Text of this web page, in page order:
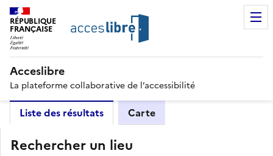
RÉPUBLIQUE
FRANÇAISE
Acceslibre
La plateforme collaborative de l’accessibilité
Liste des résultats Carte
Rechercher un lieu